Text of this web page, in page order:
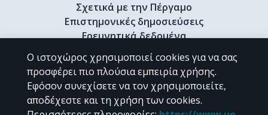
Σχετικά με την Πέργαμο
Επιστημονικές δημοσιεύσεις
Ερευνητικά δεδομένα
Διδακτορικές διατριβές & Γκρίζα βιβλιογραφία
Προφίλ Ερευνητή
CC BY-NC 4.0
Ο ιστοχώρος χρησιμοποιεί cookies για να σας
προσφέρει πιο πλούσια εμπειρία χρήσης.
Εφόσον συνεχίσετε να τον χρησιμοποιείτε,
αποδέχεστε και τη χρήση των cookies.